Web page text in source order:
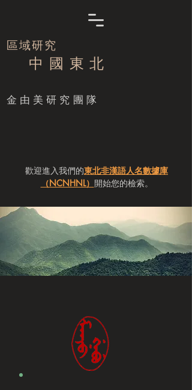
區域研究
中 國 東 北
​金由美研究團隊
歡迎進入我們的東北非漢語人名數據庫
（NCNHNL） 開始您的檢索。